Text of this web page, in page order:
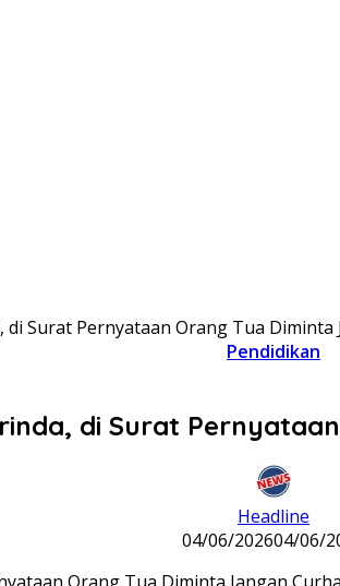
di Surat Pernyataan Orang Tua
Pendidikan
di Surat
Headline
04/06/202604/06/